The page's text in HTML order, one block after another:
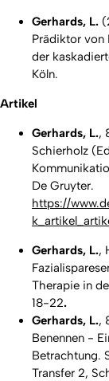
Gerhards, L.
Prädiktor von
der
Köln.
Artikel
Gerhards, L.,
Schierholz
De Gruyter.
https://
Gerhards, L.,
Therapie in
18-22.
Gerhards, L.,
Benennen -
Betrachtung.
Transfer 2,